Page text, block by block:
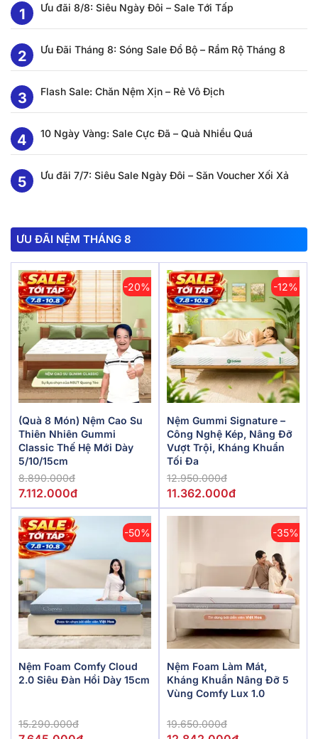
Ưu đãi 8/8: Siêu Ngày Đôi – Sale Tới Tấp
Ưu Đãi Tháng 8: Sóng Sale Đổ Bộ – Rầm Rộ Tháng 8
Flash Sale: Chăn Nệm Xịn – Rẻ Vô Địch
10 Ngày Vàng: Sale Cực Đã – Quà Nhiều Quá
Ưu đãi 7/7: Siêu Sale Ngày Đôi – Săn Voucher Xối Xả
ƯU ĐÃI NỆM THÁNG 8
-20%
(Quà 8 Món) Nệm Cao Su
Thiên Nhiên Gummi
Classic Thế Hệ Mới Dày
5/10/15cm
8.890.000đ
7.112.000đ
-12%
Nệm Gummi Signature –
Công Nghệ Kép, Nâng Đỡ
Vượt Trội, Kháng Khuẩn
Tối Đa
12.950.000đ
11.362.000đ
-50%
Nệm Foam Comfy Cloud
2.0 Siêu Đàn Hồi Dày 15cm
15.290.000đ
-35%
Nệm Foam Làm Mát,
Kháng Khuẩn Nâng Đỡ 5
Vùng Comfy Lux 1.0
19.650.000đ